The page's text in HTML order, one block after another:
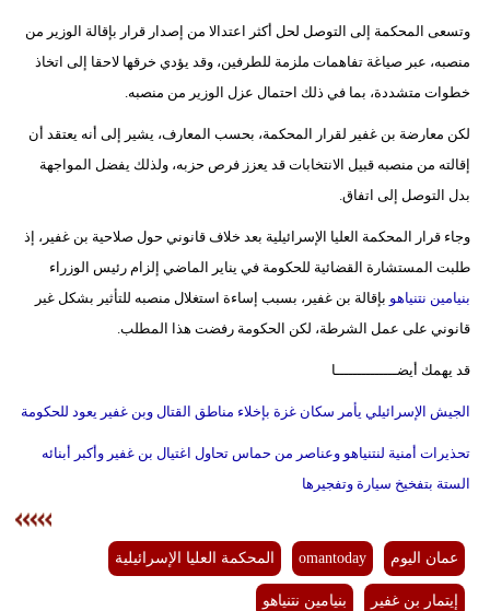
وتسعى المحكمة إلى التوصل لحل أكثر اعتدالا من إصدار قرار بإقالة الوزير من
منصبه، عبر صياغة تفاهمات ملزمة للطرفين، وقد يؤدي خرقها لاحقا إلى اتخاذ
خطوات متشددة، بما في ذلك احتمال عزل الوزير من منصبه.
لكن معارضة بن غفير لقرار المحكمة، بحسب المعارف، يشير إلى أنه يعتقد أن
إقالته من منصبه قبيل الانتخابات قد يعزز فرص حزبه، ولذلك يفضل المواجهة
بدل التوصل إلى اتفاق.
وجاء قرار المحكمة العليا الإسرائيلية بعد خلاف قانوني حول صلاحية بن غفير، إذ
طلبت المستشارة القضائية للحكومة في يناير الماضي إلزام رئيس الوزراء
بنيامين نتنياهو بإقالة بن غفير، بسبب إساءة استغلال منصبه للتأثير بشكل غير
قانوني على عمل الشرطة، لكن الحكومة رفضت هذا المطلب.
قد يهمك أيضــــــــــــــا
الجيش الإسرائيلي يأمر سكان غزة بإخلاء مناطق القتال وبن غفير يعود للحكومة
تحذيرات أمنية لنتنياهو وعناصر من حماس تحاول اغتيال بن غفير وأكبر أبنائه
الستة بتفخيخ سيارة وتفجيرها
عمان اليوم omantoday المحكمة العليا الإسرائيلية
إيتمار بن غفير بنيامين نتنياهو